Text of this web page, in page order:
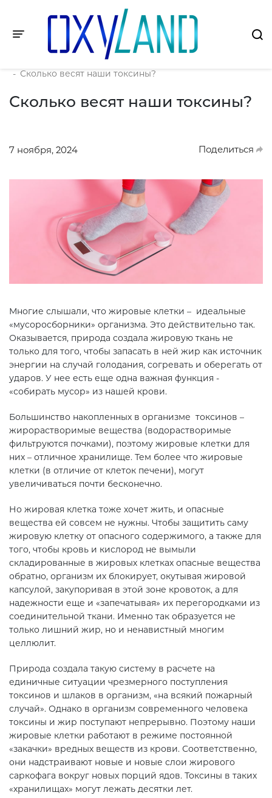
Toggle navigation
- О компании - Это интересно
- Сколько весят наши токсины?
Сколько весят наши токсины?
7 ноября, 2024 Поделиться
Многие слышали, что жировые клетки – идеальные
«мусоросборники» организма. Это действительно так.
Оказывается, природа создала жировую ткань не
только для того, чтобы запасать в ней жир как источник
энергии на случай голодания, согревать и оберегать от
ударов. У нее есть еще одна важная функция -
«собирать мусор» из нашей крови.
Большинство накопленных в организме токсинов –
жирорастворимые вещества (водорастворимые
фильтруются почками), поэтому жировые клетки для
них – отличное хранилище. Тем более что жировые
клетки (в отличие от клеток печени), могут
увеличиваться почти бесконечно.
Но жировая клетка тоже хочет жить, и опасные
вещества ей совсем не нужны. Чтобы защитить саму
жировую клетку от опасного содержимого, а также для
того, чтобы кровь и кислород не вымыли
складированные в жировых клетках опасные вещества
обратно, организм их блокирует, окутывая жировой
капсулой, закупоривая в этой зоне кровоток, а для
надежности еще и «запечатывая» их перегородками из
соединительной ткани. Именно так образуется не
только лишний жир, но и ненавистный многим
целлюлит.
Природа создала такую систему в расчете на
единичные ситуации чрезмерного поступления
токсинов и шлаков в организм, «на всякий пожарный
случай». Однако в организм современного человека
токсины и жир поступают непрерывно. Поэтому наши
жировые клетки работают в режиме постоянной
«закачки» вредных веществ из крови. Соответственно,
они надстраивают новые и новые слои жирового
саркофага вокруг новых порций ядов. Токсины в таких
«хранилищах» могут лежать десятки лет.